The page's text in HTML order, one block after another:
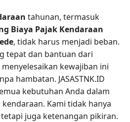
tahunan, termasuk
Biaya Pajak Kendaraan
, tidak harus menjadi beban.
tepat dan bantuan dari
kewajiban ini
hambatan. JASASTNK.ID
kebutuhan Anda dalam
Kami tidak hanya
juga ketenangan pikiran.